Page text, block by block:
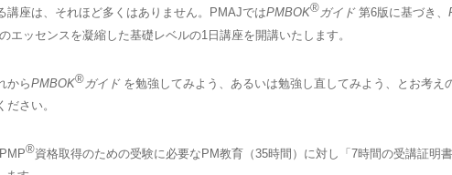
講座は、それほど多くはありません。PMAJではPMBOK®ガイド第6版に基づき、
エッセンスを凝縮した基礎レベルの1日講座を開講いたします。
からPMBOK®ガイドを勉強してみよう、あるいは勉強し直してみよう、とお考え
ださい。
®資格取得のための受験に必要なPM教育（35時間）に対し「7時間の受講証明